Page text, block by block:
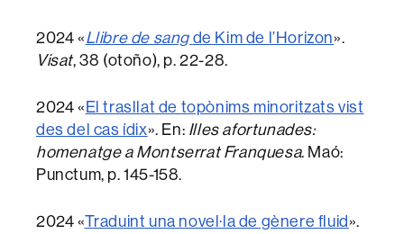
2024 «Llibre de sang de Kim de l’Horizon».
Visat, 38 (otoño), p. 22-28.
2024 « El trasllat de topònims minoritzats vist
des del cas ídix». En: Illes afortunades:
homenatge a Montserrat Franquesa. Maó:
Punctum, p. 145-158.
2024 «Traduint una novel·la de gènere fluid».